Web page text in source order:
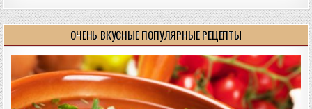
ОЧЕНЬ ВКУСНЫЕ ПОПУЛЯРНЫЕ РЕЦЕПТЫ